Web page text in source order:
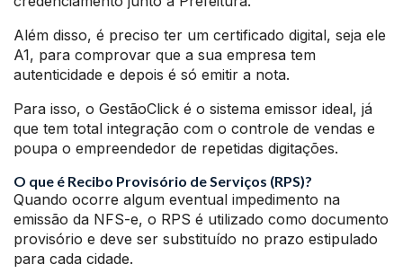
Além disso, é preciso ter um certificado digital, seja ele
A1, para comprovar que a sua empresa tem
autenticidade e depois é só emitir a nota.
Para isso, o GestãoClick é o sistema emissor ideal, já
que tem total integração com o controle de vendas e
poupa o empreendedor de repetidas digitações.
O que é Recibo Provisório de Serviços (RPS)?
Quando ocorre algum eventual impedimento na
emissão da NFS-e, o RPS é utilizado como documento
provisório e deve ser substituído no prazo estipulado
para cada cidade.